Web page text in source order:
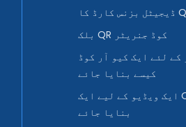
بلک QR کوڈ جنریٹر
کے لئے ایک کیو آر کوڈ
کیسے بنایا جائے
ایک ویڈیو کے لیے ایک QR کوڈ کیسے
بنایا جائے